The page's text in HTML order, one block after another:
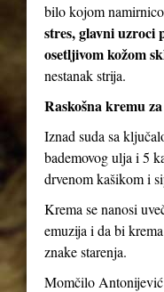
bilo kojom
stres, glavni uzroci
osetljivom kožom
nestanak strija.
Raskošna kremu
Iznad suda sa
bademovog ulja i 5
drvenom kašikom i
Krema se nanosi
emuzija i da bi
znake starenja.
Momčilo Antonijević